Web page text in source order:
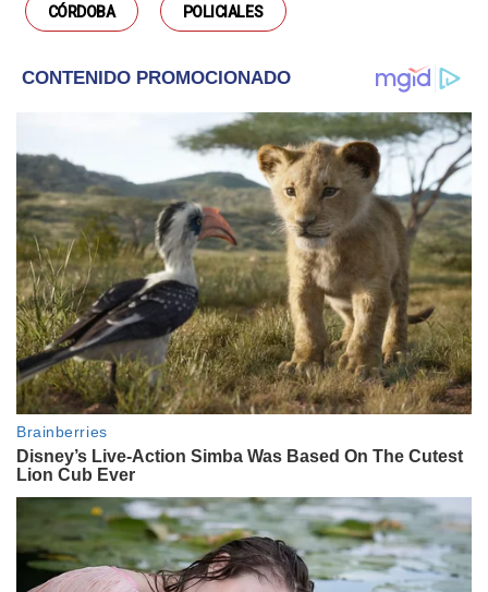
CÓRDOBA POLICIALES